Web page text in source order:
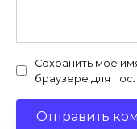
Сохранить моё
браузере для